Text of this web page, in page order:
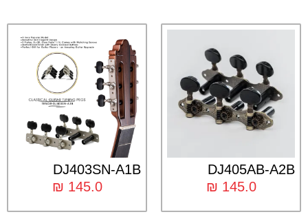
DJ405AB-A2B
₪ 145.0
DJ403SN-A1B
₪ 145.0